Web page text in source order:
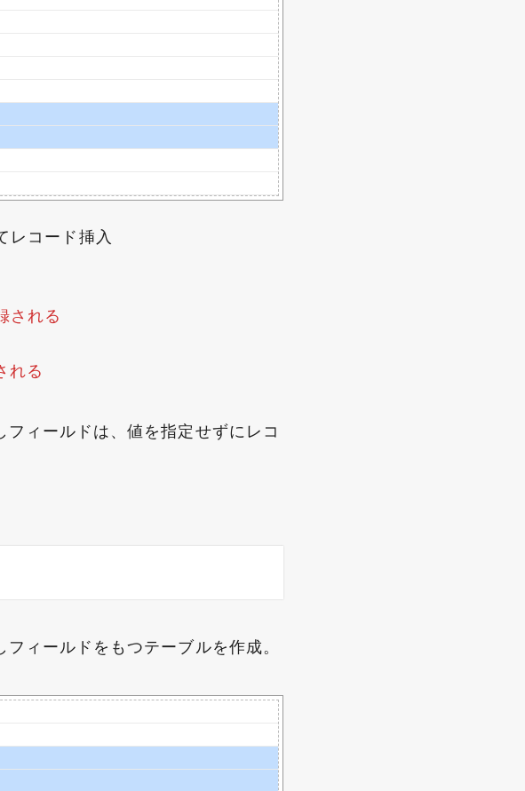
レコード挿入
される
れる
ィールドは、値を指定せずにレコ
ィールドをもつテーブルを作成。